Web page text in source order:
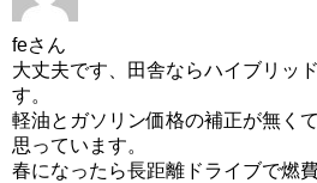
feさん
大丈夫です、田舎ならハイブリッ
す。
軽油とガソリン価格の補正が無く
思っています。
春になったら長距離ドライブで燃